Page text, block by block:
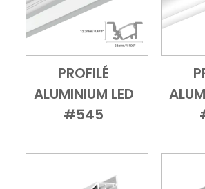
Add to CartVue d'ensemble
PROFILÉ
ALUMINIUM LED
#545